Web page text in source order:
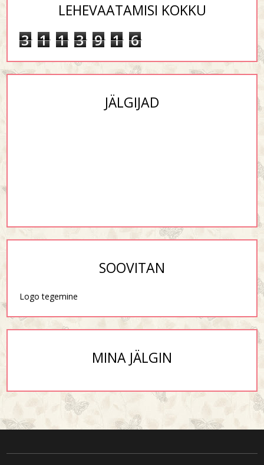
LEHEVAATAMISI KOKKU
3 1 1 3 9 1 6
JÄLGIJAD
SOOVITAN
Logo tegemine
MINA JÄLGIN